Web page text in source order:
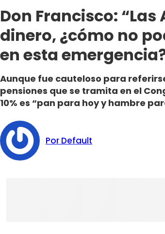
Don Francisco:
dinero, ¿cómo no
en esta
Aunque fue cauteloso para
pensiones que se tramita en el
10% es “pan para hoy y hambre
Por Default